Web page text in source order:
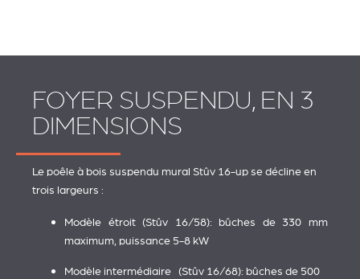
FOYER SUSPENDU, EN 3
DIMENSIONS
Le poêle à bois suspendu mural Stûv 16-up se décline en
trois largeurs :
Modèle étroit (Stûv 16/58): bûches de 330 mm
maximum, puissance 5-8 kW
Modèle intermédiaire (Stûv 16/68): bûches de 500